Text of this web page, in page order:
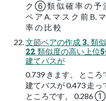
ク ⑥ 類 似 確 率 の
ペ ア A. マ ス ク 前 B.
率 の 比 較
文節ペアの作成 3. 類
22 類似度の高い上位
建てバスが
0.739 きます。 ところ
建てバスが 0.473 走っ
ところです。 0.286 ①